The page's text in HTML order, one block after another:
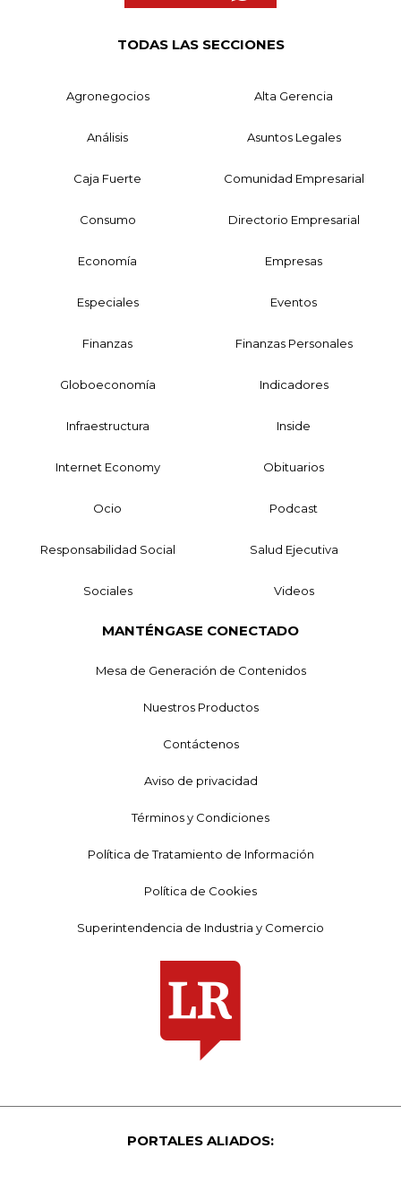
TODAS LAS SECCIONES
Agronegocios Alta Gerencia
Análisis Asuntos Legales
Caja Fuerte Comunidad Empresarial
Consumo Directorio Empresarial
Economía Empresas
Especiales Eventos
Finanzas Finanzas Personales
Globoeconomía Indicadores
Infraestructura Inside
Internet Economy Obituarios
Ocio Podcast
Responsabilidad Social Salud Ejecutiva
Sociales Videos
MANTÉNGASE CONECTADO
Mesa de Generación de Contenidos
Nuestros Productos
Contáctenos
Aviso de privacidad
Términos y Condiciones
Política de Tratamiento de Información
Política de Cookies
Superintendencia de Industria y Comercio
PORTALES ALIADOS: